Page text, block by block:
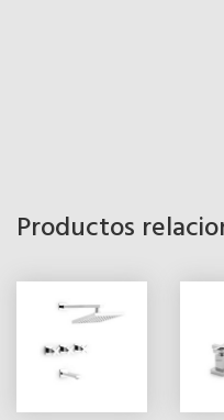
Productos